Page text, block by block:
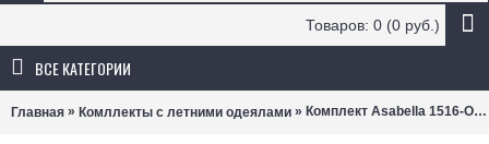
Товаров: 0 (0 руб.)
ВСЕ КАТЕГОРИИ
Главная » Комллекты с летними одеялами » Комплект Asabella 1516-OMP с летним одеялом Евро